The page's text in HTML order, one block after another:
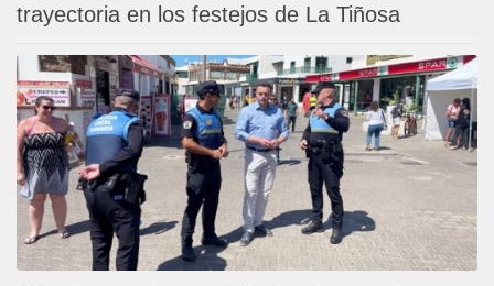
trayectoria en los festejos de La Tiñosa